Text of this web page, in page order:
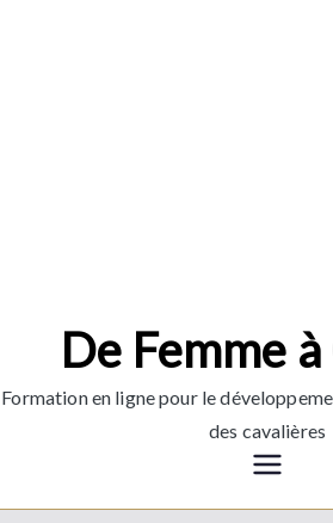
De Femme
Formation en ligne pour le
des cavalières